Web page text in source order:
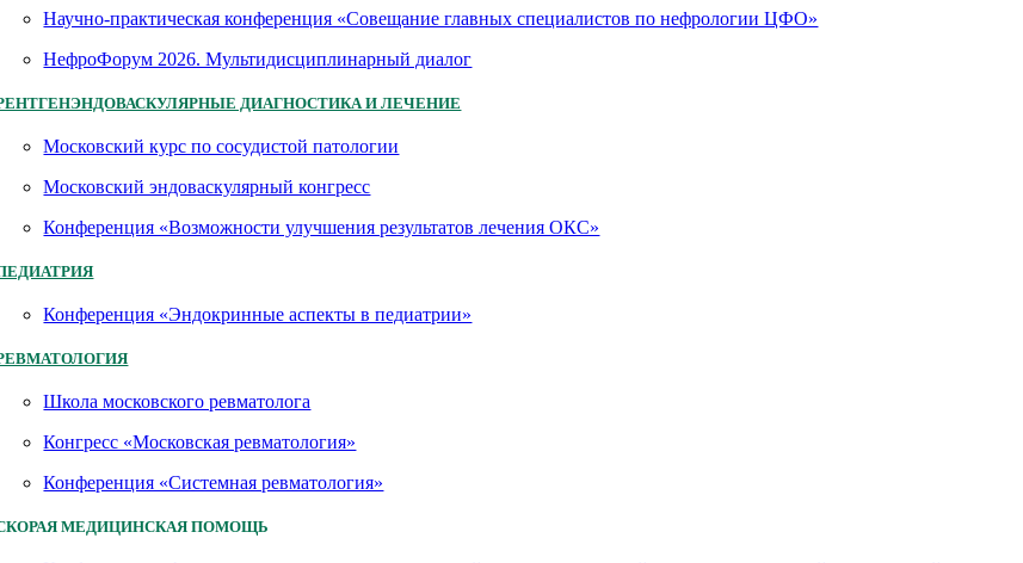
Научно-практическая конференция «Совещание главных специалистов по нефрологии ЦФО»
НефроФорум 2026. Мультидисциплинарный диалог
ДИАГНОСТИКА И ЛЕЧЕНИЕ
Московский курс по сосудистой патологии
Московский эндоваскулярный конгресс
Конференция «Возможности улучшения результатов лечения ОКС»
Конференция «Эндокринные аспекты в педиатрии»
Школа московского ревматолога
Конгресс «Московская ревматология»
Конференция «Системная ревматология»
МЕДИЦИНСКАЯ ПОМОЩЬ